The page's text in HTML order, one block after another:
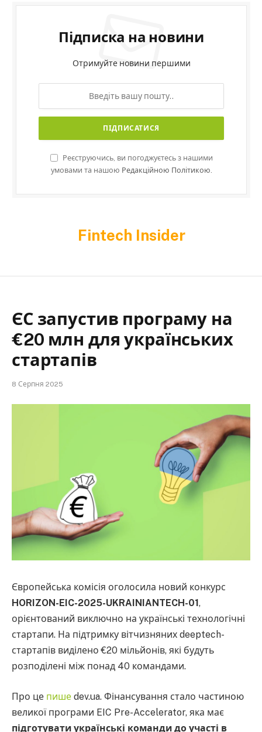
Підписка на новини
Отримуйте новини першими
Реєструючись, ви погоджуєтесь з нашими
умовами та нашою Редакційною Політикою.
Fintech Insider
ЄС запустив програму на
€20 млн для українських
стартапів
8 Серпня 2025
Європейська комісія оголосила новий конкурс
HORIZON-EIC-2025-UKRAINIANTECH-01,
орієнтований виключно на українські технологічні
стартапи. На підтримку вітчизняних deeptech-
стартапів виділено €20 мільйонів, які будуть
розподілені між понад 40 командами.
Про це пише dev.ua. Фінансування стало частиною
великої програми EIC Pre-Accelerator, яка має
підготувати українські команди до участі в